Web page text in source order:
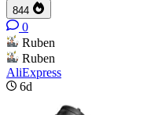
844
0
Ruben
Ruben
AliExpress
6d